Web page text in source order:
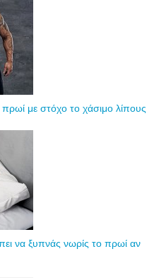
με στόχο το χάσιμο λίπους
να ξυπνάς νωρίς το πρωί αν